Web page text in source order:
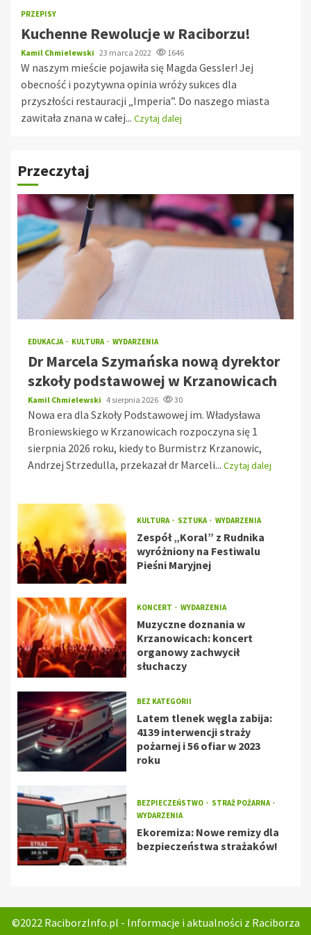
PRZEPISY
Kuchenne Rewolucje w Raciborzu!
Kamil Chmielewski 23 marca 2022 1646
W naszym mieście pojawiła się Magda Gessler! Jej
obecność i pozytywna opinia wróży sukces dla
przyszłości restauracji „Imperia”. Do naszego miasta
zawitała znana w całej... Czytaj dalej
Przeczytaj
EDUKACJA KULTURA WYDARZENIA
Dr Marcela Szymańska nową dyrektor
szkoły podstawowej w Krzanowicach
Kamil Chmielewski 4 sierpnia 2026 30
Nowa era dla Szkoły Podstawowej im. Władysława
Broniewskiego w Krzanowicach rozpoczyna się 1
sierpnia 2026 roku, kiedy to Burmistrz Krzanowic,
Andrzej Strzedulla, przekazał dr Marceli... Czytaj dalej
KULTURA SZTUKA WYDARZENIA
Zespół „Koral” z Rudnika
wyróżniony na Festiwalu
Pieśni Maryjnej
KONCERT WYDARZENIA
Muzyczne doznania w
Krzanowicach: koncert
organowy zachwycił
słuchaczy
BEZ KATEGORII
Latem tlenek węgla zabija:
4139 interwencji straży
pożarnej i 56 ofiar w 2023
roku
BEZPIECZEŃSTWO
STRAŻ POŻARNA
WYDARZENIA
Ekoremiza: Nowe remizy dla
bezpieczeństwa strażaków!
©2022 RaciborzInfo.pl - Informacje i aktualności z Raciborza